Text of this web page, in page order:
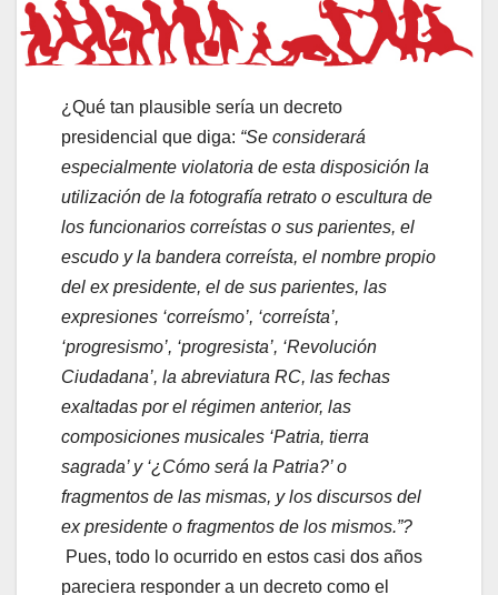
¿Qué tan plausible sería un decreto
presidencial que diga: “Se considerará
especialmente violatoria de esta disposición la
utilización de la fotografía retrato o escultura de
los funcionarios correístas o sus parientes, el
escudo y la bandera correísta, el nombre propio
del ex presidente, el de sus parientes, las
expresiones ‘correísmo’, ‘correísta’,
‘progresismo’, ‘progresista’, ‘Revolución
Ciudadana’, la abreviatura RC, las fechas
exaltadas por el régimen anterior, las
composiciones musicales ‘Patria, tierra
sagrada’ y ‘¿Cómo será la Patria?’ o
fragmentos de las mismas, y los discursos del
ex presidente o fragmentos de los mismos.”?
Pues, todo lo ocurrido en estos casi dos años
pareciera responder a un decreto como el